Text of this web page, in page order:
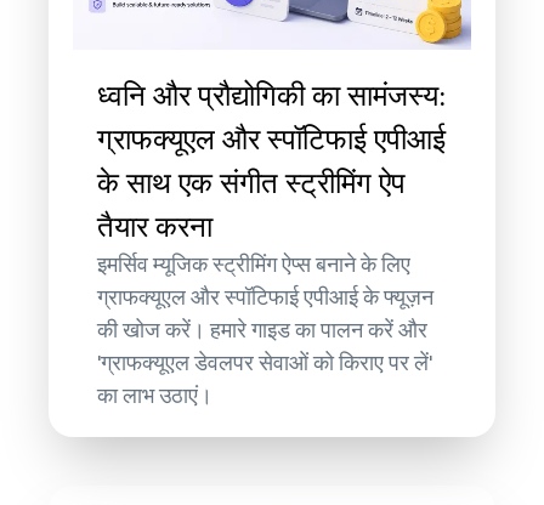
ध्वनि और प्रौद्योगिकी का सामंजस्य:
ग्राफक्यूएल और स्पॉटिफाई एपीआई
के साथ एक संगीत स्ट्रीमिंग ऐप
तैयार करना
इमर्सिव म्यूजिक स्ट्रीमिंग ऐप्स बनाने के लिए
ग्राफक्यूएल और स्पॉटिफाई एपीआई के फ्यूज़न
की खोज करें। हमारे गाइड का पालन करें और
'ग्राफक्यूएल डेवलपर सेवाओं को किराए पर लें'
का लाभ उठाएं।